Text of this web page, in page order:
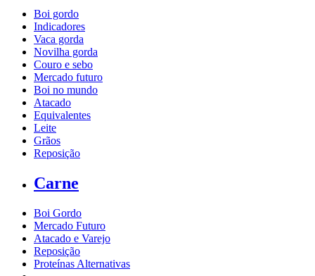
Boi gordo
Indicadores
Vaca gorda
Novilha gorda
Couro e sebo
Mercado futuro
Boi no mundo
Atacado
Equivalentes
Leite
Grãos
Reposição
Carne
Boi Gordo
Mercado Futuro
Atacado e Varejo
Reposição
Proteínas Alternativas